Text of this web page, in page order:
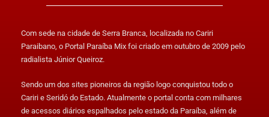
Com sede na cidade de Serra Branca, localizada no Cariri
Paraibano, o Portal Paraíba Mix foi criado em outubro de 2009 pelo
radialista Júnior Queiroz.
Sendo um dos sites pioneiros da região logo conquistou todo o
Cariri e Seridó do Estado. Atualmente o portal conta com milhares
de acessos diários espalhados pelo estado da Paraíba, além de